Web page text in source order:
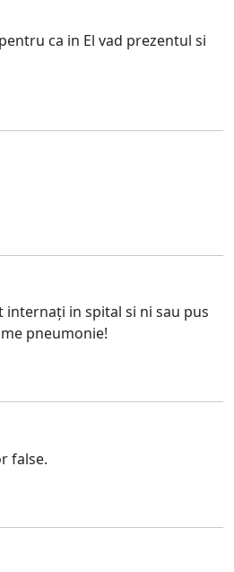
ca in El vad prezentul si
internați in spital si ni sau pus
pneumonie!
false.